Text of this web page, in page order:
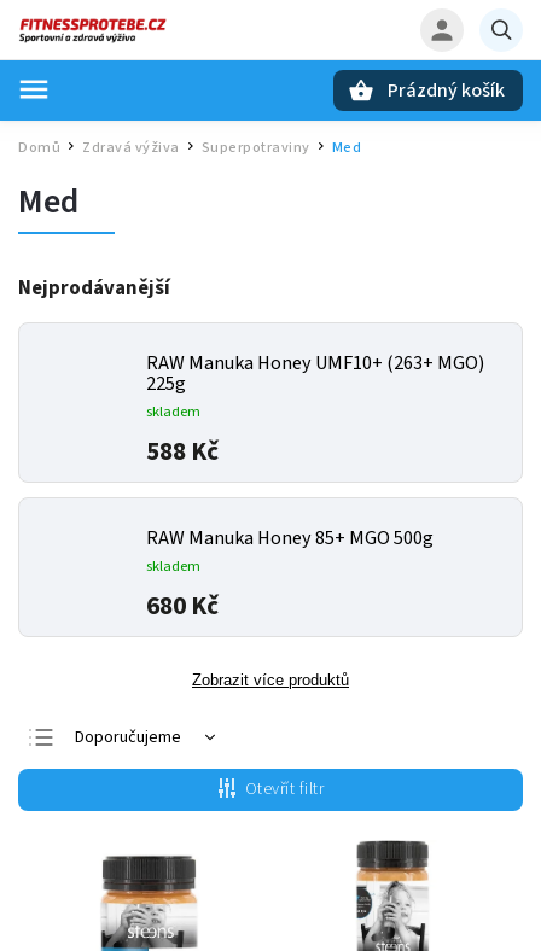
Prázdný košík
Domů / Zdravá výživa Superpotraviny Med
Med
Nejprodávanější
RAW Manuka Honey UMF10+ (263+ MGO)
225g
skladem
588 Kč
RAW Manuka Honey 85+ MGO 500g
skladem
680 Kč
Zobrazit více produktů
Doporučujeme
Nejlevnější
Nejdražší
Nejprodávanější
Abecedně
Otevřít filtr